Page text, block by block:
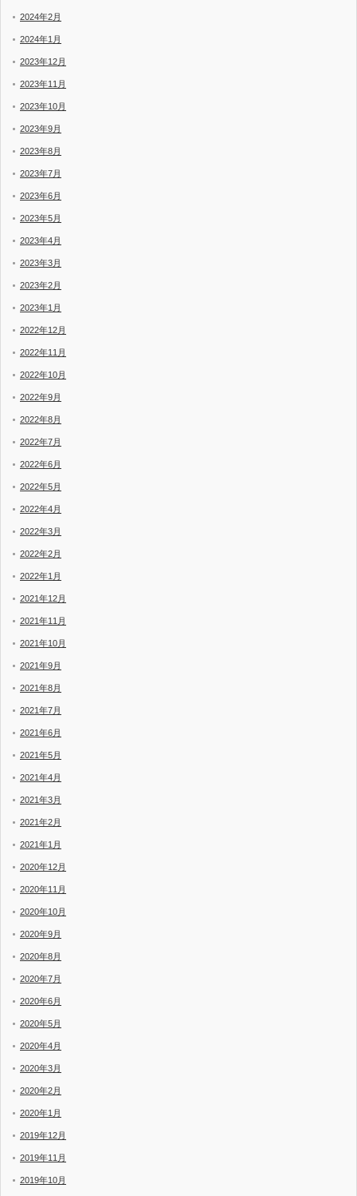
2024年2月
2024年1月
2023年12月
2023年11月
2023年10月
2023年9月
2023年8月
2023年7月
2023年6月
2023年5月
2023年4月
2023年3月
2023年2月
2023年1月
2022年12月
2022年11月
2022年10月
2022年9月
2022年8月
2022年7月
2022年6月
2022年5月
2022年4月
2022年3月
2022年2月
2022年1月
2021年12月
2021年11月
2021年10月
2021年9月
2021年8月
2021年7月
2021年6月
2021年5月
2021年4月
2021年3月
2021年2月
2021年1月
2020年12月
2020年11月
2020年10月
2020年9月
2020年8月
2020年7月
2020年6月
2020年5月
2020年4月
2020年3月
2020年2月
2020年1月
2019年12月
2019年11月
2019年10月